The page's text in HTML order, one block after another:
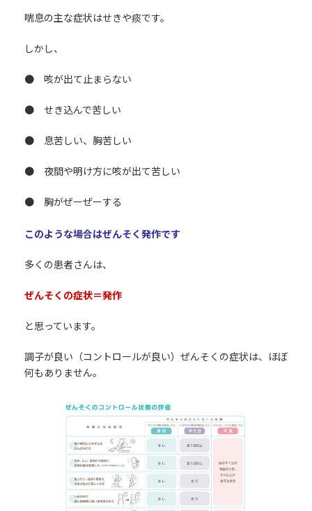
喘息の主な症状はせきや痰です。
しかし、
● 咳が出て止まらない
● せき込んで苦しい
● 息苦しい、胸苦しい
● 夜間や明け方に咳が出て苦しい
● 胸がぜーぜーする
このような場合はぜんそく発作です
多くの患者さんは、
ぜんそくの症状＝発作
と思っています。
調子が良い（コントロールが良い）ぜんそくの症状は、ほぼ
何もありません。